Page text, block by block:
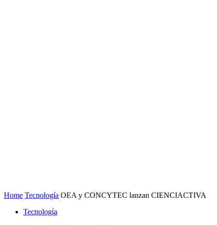
Home Tecnología OEA y CONCYTEC lanzan CIENCIACTIVA
Tecnología